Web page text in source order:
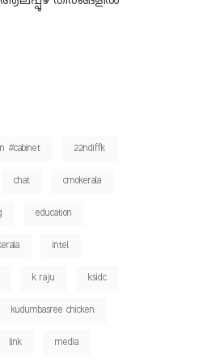
#cabinet 22ndiffk
chat cmokerala
education
intel
k raju ksidc
kudumbasree chicken
link media